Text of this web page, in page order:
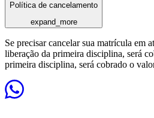
Política de cancelamento
expand_more
Se precisar cancelar sua matrícula em
liberação da primeira disciplina, será
primeira disciplina, será cobrado o